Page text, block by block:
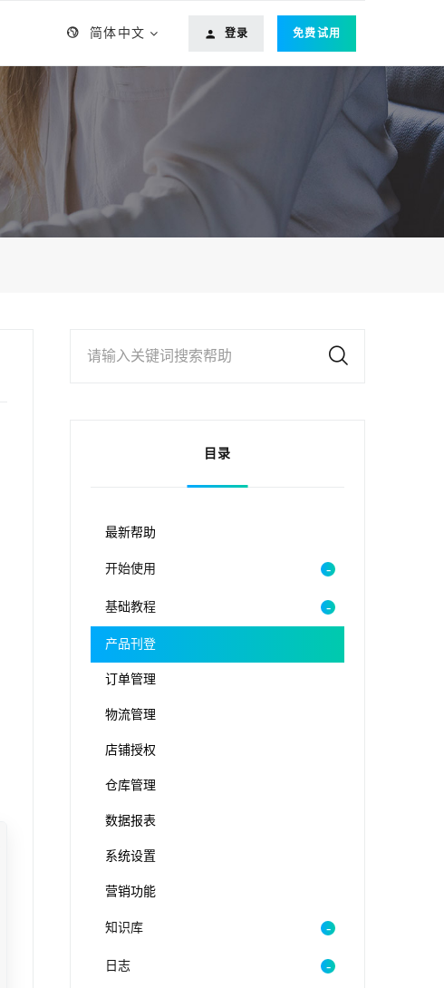
简体中文 登录 免费试用
请输入关键词搜索帮助
目录
最新帮助
开始使用
基础教程
产品刊登
订单管理
物流管理
店铺授权
仓库管理
数据报表
系统设置
营销功能
知识库
日志